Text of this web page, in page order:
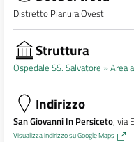
Distretto Pianura Ovest
Struttura
Ospedale SS. Salvatore »Area
Indirizzo
San Giovanni In Persiceto, via
Visualizza indirizzo su Google Maps